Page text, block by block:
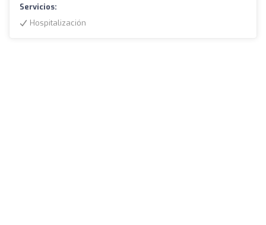
Servicios:
Hospitalización